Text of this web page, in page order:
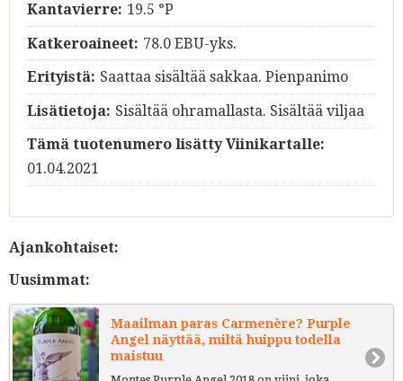
Kantavierre: 19.5 °P
Katkeroaineet: 78.0 EBU-yks.
Erityistä: Saattaa sisältää sakkaa. Pienpanimo
Lisätietoja: Sisältää ohramallasta. Sisältää viljaa
Tämä tuotenumero lisätty Viinikartalle:
01.04.2021
Ajankohtaiset:
Uusimmat:
Maailman paras Carmenère? Purple
Angel näyttää, miltä huippu todella
maistuu